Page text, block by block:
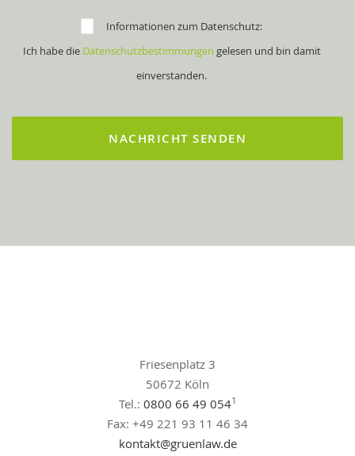
Informationen zum Datenschutz:
Ich habe die Datenschutzbestimmungen gelesen und bin damit
einverstanden.
Friesenplatz 3
50672 Köln
Tel.: 0800 66 49 0541
Fax: +49 221 93 11 46 34
kontakt@gruenlaw.de